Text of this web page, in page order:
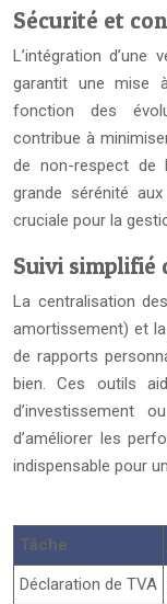
Sécurité et
L’intégration d’une
garantit une mise
fonction des
contribue à
de non-respect de
grande sérénité
cruciale pour la
Suivi simplifié
La centralisation
amortissement) et
de rapports
bien. Ces outils
d’investissement
d’améliorer les
indispensable pour
Tâche
Déclaration de TVA